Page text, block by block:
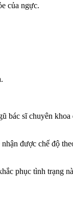
của ngực.
sĩ chuyên
được chế độ
phục tình trạng